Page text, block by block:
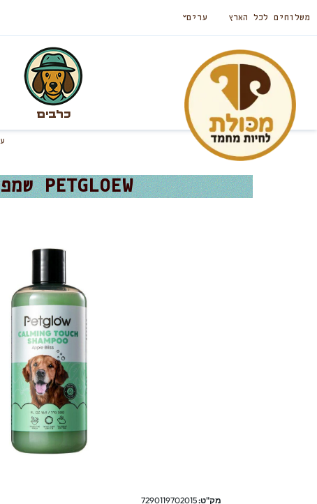
משלוחים לכל הארץ ערים
כלבים
PETGLOEW שמפו להרגעת העור לכלבים בניחוח תפוח 500 מ”ל
מק"ט:7290119702015